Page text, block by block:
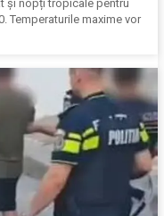
și nopți tropicale pentru
Temperaturile maxime vor